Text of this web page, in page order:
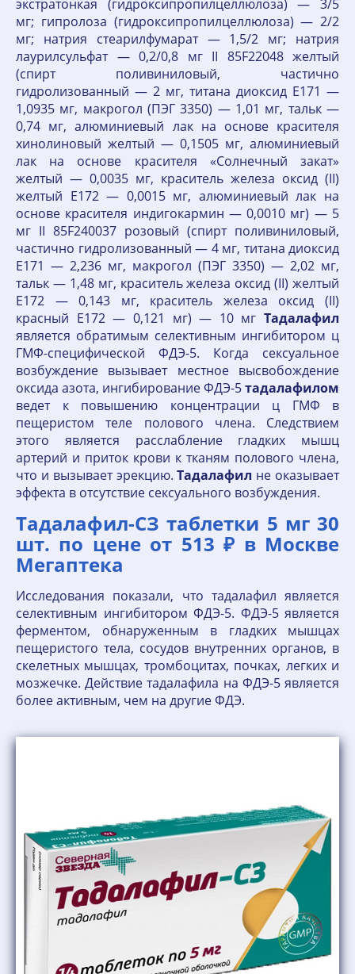
экстратонкая (гидроксипропилцеллюлоза) — 3/5
мг; гипролоза (гидроксипропилцеллюлоза) — 2/2
мг; натрия стеарилфумарат — 1,5/2 мг; натрия
лаурилсульфат — 0,2/0,8 мг II 85F22048 желтый
(спирт поливиниловый, частично
гидролизованный — 2 мг, титана диоксид Е171 —
1,0935 мг, макрогол (ПЭГ 3350) — 1,01 мг, тальк —
0,74 мг, алюминиевый лак на основе красителя
хинолиновый желтый — 0,1505 мг, алюминиевый
лак на основе красителя «Солнечный закат»
желтый — 0,0035 мг, краситель железа оксид (II)
желтый Е172 — 0,0015 мг, алюминиевый лак на
основе красителя индигокармин — 0,0010 мг) — 5
мг II 85F240037 розовый (спирт поливиниловый,
частично гидролизованный — 4 мг, титана диоксид
Е171 — 2,236 мг, макрогол (ПЭГ 3350) — 2,02 мг,
тальк — 1,48 мг, краситель железа оксид (II) желтый
Е172 — 0,143 мг, краситель железа оксид (II)
красный Е172 — 0,121 мг) — 10 мг Тадалафил
является обратимым селективным ингибитором ц
ГМФ-специфической ФДЭ-5. Когда сексуальное
возбуждение вызывает местное высвобождение
оксида азота, ингибирование ФДЭ-5тадалафилом
ведет к повышению концентрации ц ГМФ в
пещеристом теле полового члена. Следствием
этого является расслабление гладких мышц
артерий и приток крови к тканям полового члена,
что и вызывает эрекцию.Тадалафил не оказывает
эффекта в отсутствие сексуального возбуждения.
Тадалафил-СЗ таблетки 5 мг 30
шт. по цене от 513 ₽ в Москве
Мегаптека
Исследования показали, что тадалафил является
селективным ингибитором ФДЭ-5. ФДЭ-5 является
ферментом, обнаруженным в гладких мышцах
пещеристого тела, сосудов внутренних органов, в
скелетных мышцах, тромбоцитах, почках, легких и
мозжечке. Действие тадалафила на ФДЭ-5 является
более активным, чем на другие ФДЭ.